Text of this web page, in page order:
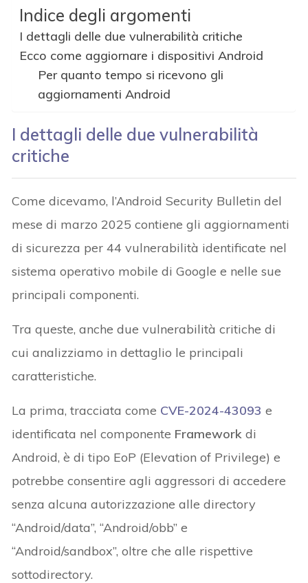
Indice degli argomenti
I dettagli delle due vulnerabilità critiche
Ecco come aggiornare i dispositivi Android
Per quanto tempo si ricevono gli
aggiornamenti Android
I dettagli delle due vulnerabilità
critiche
Come dicevamo, l’Android Security Bulletin del
mese di marzo 2025 contiene gli aggiornamenti
di sicurezza per 44 vulnerabilità identificate nel
sistema operativo mobile di Google e nelle sue
principali componenti.
Tra queste, anche due vulnerabilità critiche di
cui analizziamo in dettaglio le principali
caratteristiche.
La prima, tracciata come CVE-2024-43093 e
identificata nel componente Frameworkdi
Android, è di tipo EoP (Elevation of Privilege) e
potrebbe consentire agli aggressori di accedere
senza alcuna autorizzazione alle directory
“Android/data”, “Android/obb” e
“Android/sandbox”, oltre che alle rispettive
sottodirectory.